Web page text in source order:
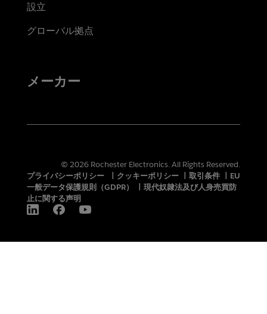
設立
グローバル拠点
メーカー
© 2026 Rochester Electronics. All Rights Reserved.
プライバシーポリシー
クッキーポリシー 取引条件
EU
一般データ保護規則（GDPR）
現代奴隷法及び人身売買防
止に関する声明